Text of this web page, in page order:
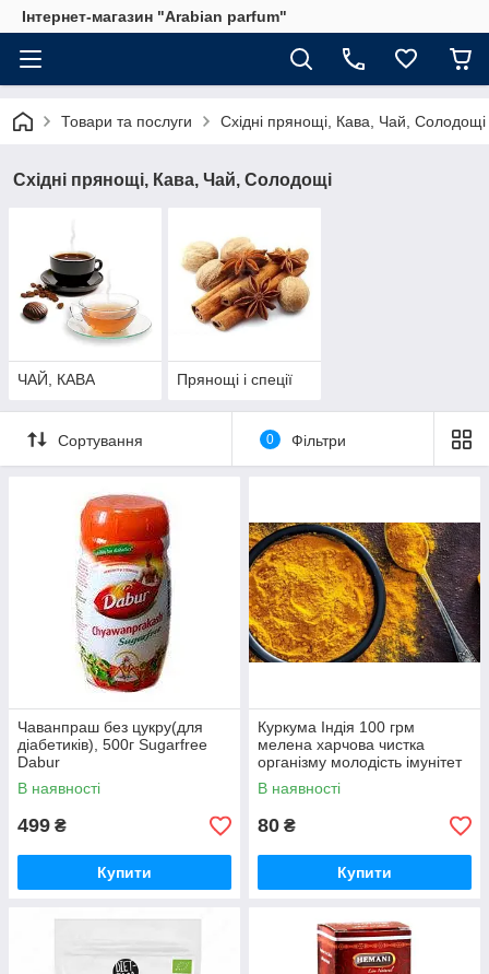
Інтернет-магазин "Arabian parfum"
Товари та послуги Східні прянощі, Кава, Чай, Солодощі
Східні прянощі, Кава, Чай, Солодощі
ЧАЙ, КАВА Прянощі і спеції
Сортування 0 Фільтри
Чаванпраш без цукру(для
діабетиків), 500г Sugarfree
Dabur
В наявності
499 ₴
Купити
Куркума Індія 100 грм
мелена харчова чистка
організму молодість імунітет
В наявності
80 ₴
Купити